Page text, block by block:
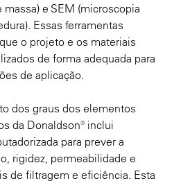
e SEM (microscopia
Essas ferramentas
o projeto e os materiais
de forma adequada para
de aplicação.
dos graus dos elementos
da Donaldson® inclui
para prever a
rigidez, permeabilidade e
de filtragem e eficiência. Esta